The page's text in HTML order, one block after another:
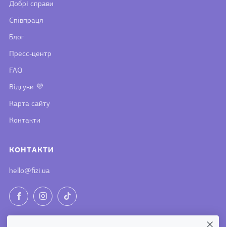
Добрі справи
Співпраця
Блог
Пресс-центр
FAQ
Відгуки 💜
Карта сайту
Контакти
КОНТАКТИ
hello@fizi.ua
FacebookInstagramTikTok